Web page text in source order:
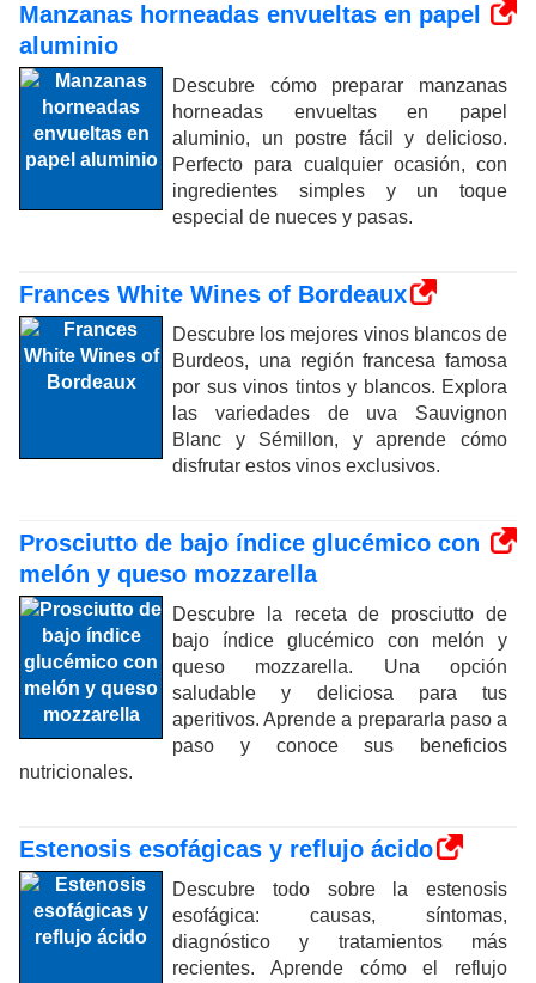
Manzanas horneadas envueltas en papel
aluminio
Descubre cómo preparar manzanas
horneadas envueltas en papel
aluminio, un postre fácil y delicioso.
Perfecto para cualquier ocasión, con
ingredientes simples y un toque
especial de nueces y pasas.
Frances White Wines of Bordeaux
Descubre los mejores vinos blancos de
Burdeos, una región francesa famosa
por sus vinos tintos y blancos. Explora
las variedades de uva Sauvignon
Blanc y Sémillon, y aprende cómo
disfrutar estos vinos exclusivos.
Prosciutto de bajo índice glucémico con
melón y queso mozzarella
Descubre la receta de prosciutto de
bajo índice glucémico con melón y
queso mozzarella. Una opción
saludable y deliciosa para tus
aperitivos. Aprende a prepararla paso a
paso y conoce sus beneficios
nutricionales.
Estenosis esofágicas y reflujo ácido
Descubre todo sobre la estenosis
esofágica: causas, síntomas,
diagnóstico y tratamientos más
recientes. Aprende cómo el reflujo